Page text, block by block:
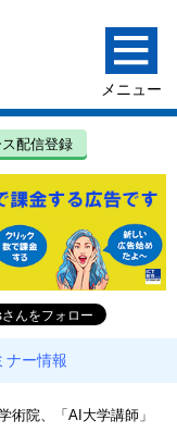
配信登録
ナー情報
術院、「AI大学講師」